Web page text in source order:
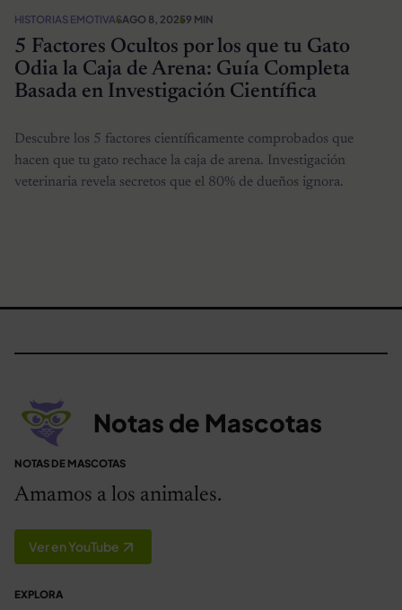
HISTORIAS EMOTIVASAGO 8, 20259 MIN
5 Factores Ocultos por los que tu Gato
Odia la Caja de Arena: Guía Completa
Basada en Investigación Científica
Descubre los 5 factores científicamente comprobados que
hacen que tu gato rechace la caja de arena. Investigación
veterinaria revela secretos que el 80% de dueños ignora.
Notas de Mascotas
NOTAS DE MASCOTAS
Amamos a los animales.
Ver en YouTube
EXPLORA